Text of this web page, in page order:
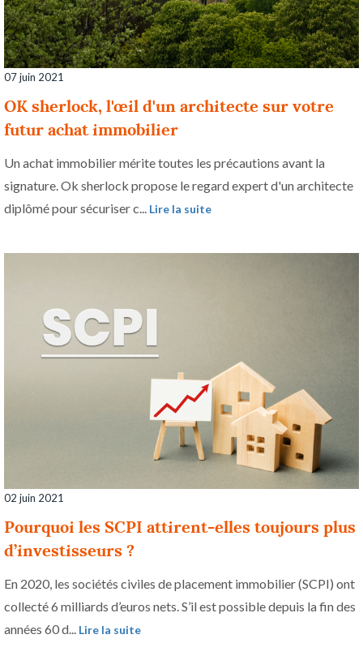
07 juin 2021
OK sherlock, l'œil d'un architecte sur votre
futur achat immobilier
Un achat immobilier mérite toutes les précautions avant la
signature. Ok sherlock propose le regard expert d'un architecte
diplômé pour sécuriser c...
Lire la suite
02 juin 2021
Pourquoi les SCPI attirent-elles toujours plus
d’investisseurs ?
En 2020, les sociétés civiles de placement immobilier (SCPI) ont
collecté 6 milliards d’euros nets. S’il est possible depuis la fin des
années 60 d... Lire la suite